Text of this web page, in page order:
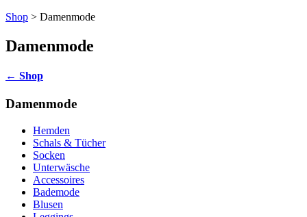
Shop > Damenmode
Damenmode
← Shop
Damenmode
Hemden
Schals & Tücher
Socken
Unterwäsche
Accessoires
Bademode
Blusen